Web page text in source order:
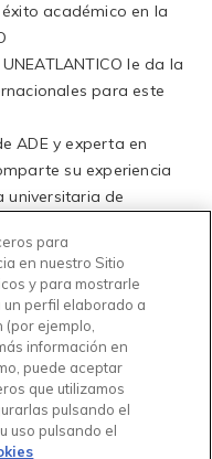
académico en la
le da la
para este
ADE y experta en
su experiencia
universitaria de
¿De qué
de UNEATLANTICO
celebra con éxito la
el Día de la
de Relaciones
en la residencia
para
en nuestro Sitio
y para mostrarle
perfil elaborado a
ejemplo,
información en
puede aceptar
que utilizamos
pulsando el
uso pulsando el